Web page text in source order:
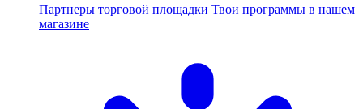
Партнеры торговой площадки Твои программы в нашем
магазине